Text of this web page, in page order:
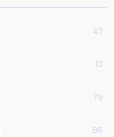
43
13
79
86